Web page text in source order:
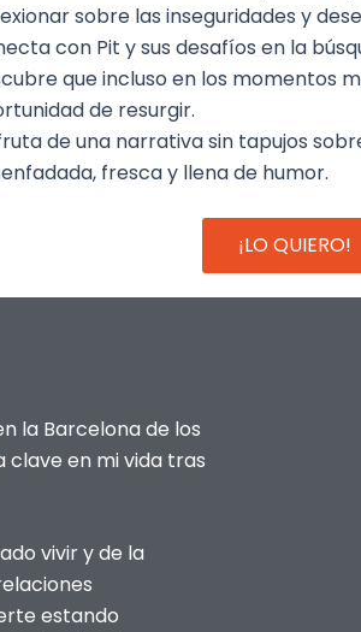
sobre las inseguridades y
con Pit y sus desafíos en la
que incluso en los momentos
de resurgir.
de una narrativa sin tapujos
fresca y llena de humor.
¡LO QUIERO!
la Barcelona de los
clave en mi vida tras
vivir y de la
estando